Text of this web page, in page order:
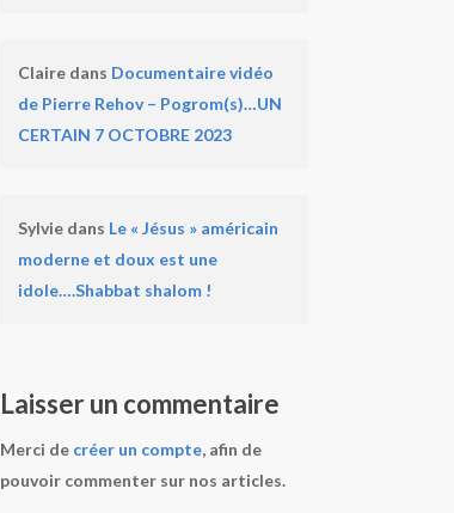
Clairedans Documentaire vidéo
de Pierre Rehov – Pogrom(s)…UN
CERTAIN 7 OCTOBRE 2023
Sylviedans Le « Jésus » américain
moderne et doux est une
idole….Shabbat shalom !
Laisser un commentaire
Merci de créer un compte, afin de
pouvoir commenter sur nos articles.